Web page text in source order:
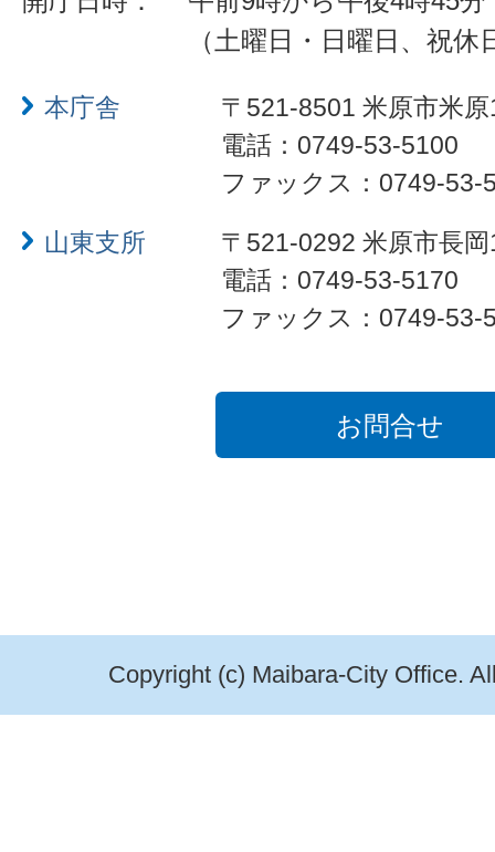
（土曜日・日曜日、祝
本庁舎
〒521-8501 米原市米
電話：0749-53-5100
ファックス：0749-53-
山東支所
〒521-0292 米原市長
電話：0749-53-5170
ファックス：0749-53-
お問合せ
Copyright (c) Maibara-City Office.